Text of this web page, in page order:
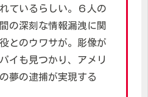
ているらしい。６人の
の深刻な情報漏洩に関
とのウワサが。彫像が
イも見つかり、アメリ
夢の逮捕が実現する